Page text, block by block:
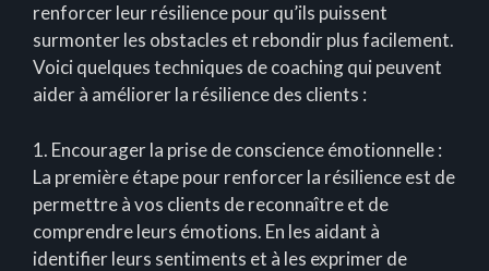
renforcer leur résilience pour qu’ils puissent
surmonter les obstacles et rebondir plus facilement.
Voici quelques techniques de coaching qui peuvent
aider à améliorer la résilience des clients :
1. Encourager la prise de conscience émotionnelle :
La première étape pour renforcer la résilience est de
permettre à vos clients de reconnaître et de
comprendre leurs émotions. En les aidant à
identifier leurs sentiments et à les exprimer de